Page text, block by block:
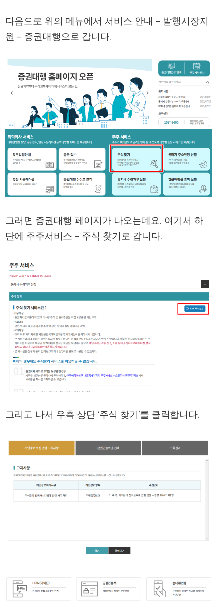
다음으로 위의 메뉴에서 서비스 안내 – 발행시장지
원 – 증권대행으로 갑니다.
그러면 증권대행 페이지가 나오는데요. 여기서 하
단에 주주서비스 – 주식 찾기로 갑니다.
그리고 나서 우측 상단 ‘주식 찾기’를 클릭합니다.